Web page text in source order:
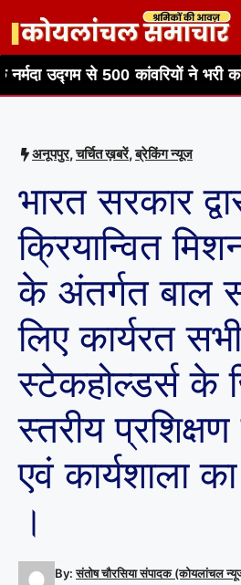
content
कांवरियों ने भरी कांवड़ गूंजा ‘हर-
अनूपपुर,चर्चित ख़बरें,ब्रेकिंग न्यूज
भारत सरकार
क्रियान्वित
के अंतर्गत बाल
लिए कार्यरत सभी
स्टेकहोल्डर्स के
स्तरीय
एवं कार्यशाला
।
By:संतोष चौरसिया संपादक (कोयलांचल